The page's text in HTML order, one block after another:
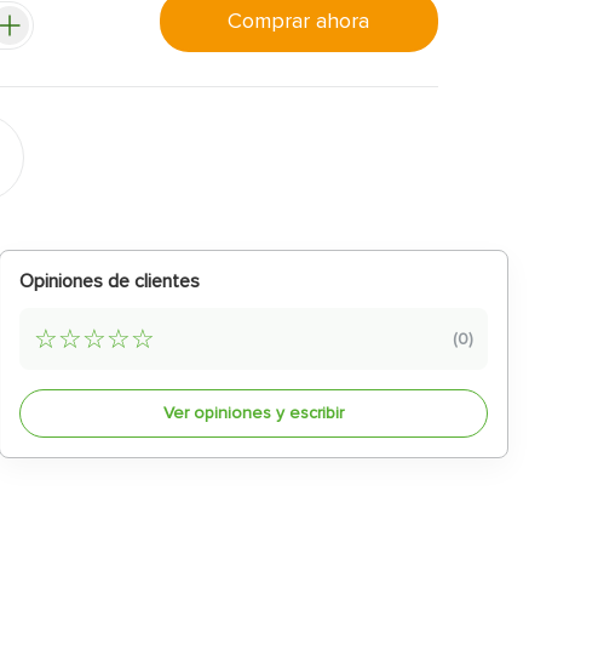
Comprar ahora
Opiniones de clientes
☆☆☆☆☆ (0)
Ver opiniones y escribir